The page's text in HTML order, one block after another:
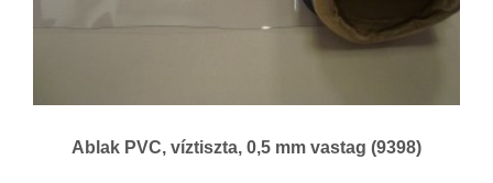
Ablak PVC, víztiszta, 0,5 mm vastag (9398)